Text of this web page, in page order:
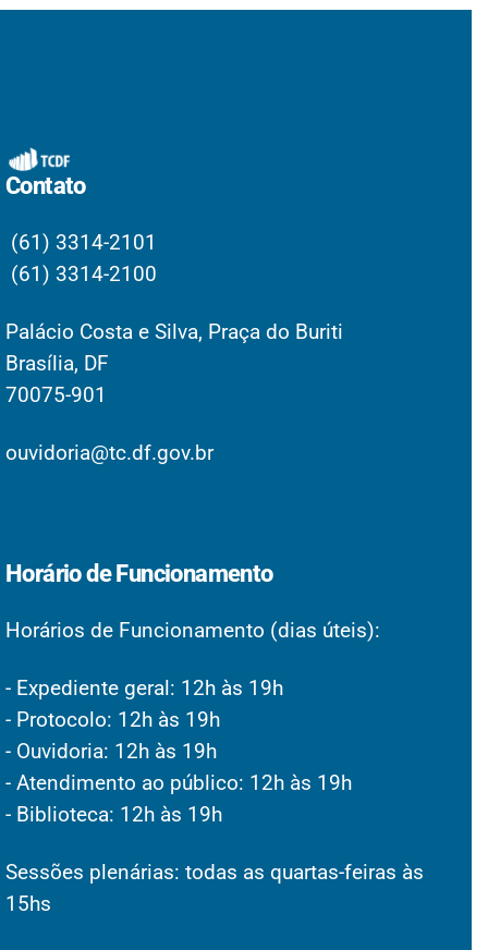
Contato
(61) 3314-2101
(61) 3314-2100
Palácio Costa e Silva, Praça do Buriti
Brasília, DF
70075-901
ouvidoria@tc.df.gov.br
Horário de Funcionamento
Horários de Funcionamento (dias úteis):
- Expediente geral: 12h às 19h
- Protocolo: 12h às 19h
- Ouvidoria: 12h às 19h
- Atendimento ao público: 12h às 19h
- Biblioteca: 12h às 19h
Sessões plenárias: todas as quartas-feiras às
15hs